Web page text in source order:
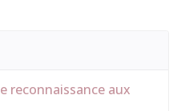
reconnaissance aux